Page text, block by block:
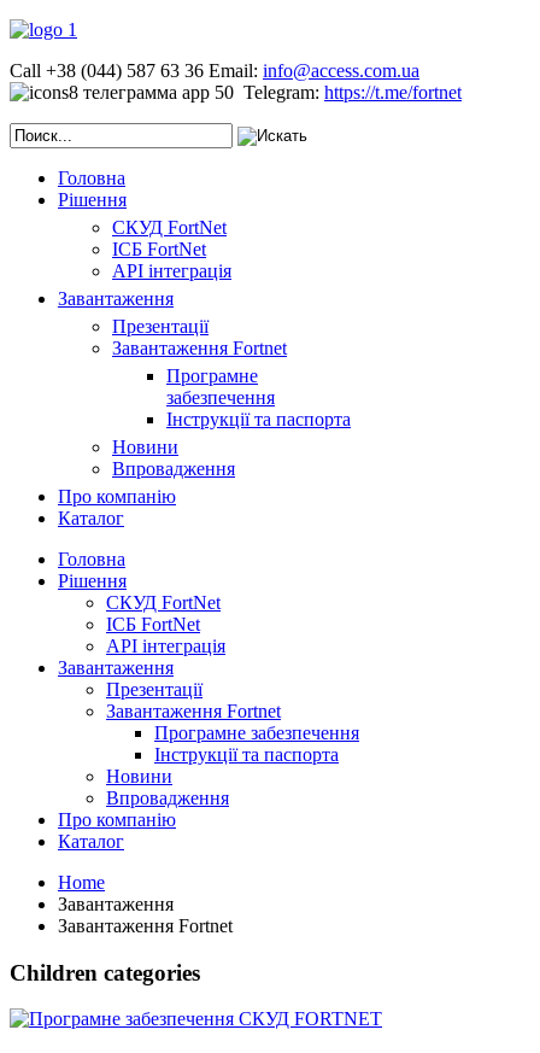
Call +38 (044) 587 63 36 Email: info@access.com.ua
Telegram: https://t.me/fortnet
Головна
Рішення
СКУД FortNet
ІСБ FortNet
API інтеграція
Завантаження
Презентації
Завантаження Fortnet
Програмне
забезпечення
Інструкції та паспорта
Новини
Впровадження
Про компанію
Каталог
Головна
Рішення
СКУД FortNet
ІСБ FortNet
API інтеграція
Завантаження
Презентації
Завантаження Fortnet
Програмне забезпечення
Інструкції та паспорта
Новини
Впровадження
Про компанію
Каталог
Home
Завантаження
Завантаження Fortnet
Children categories